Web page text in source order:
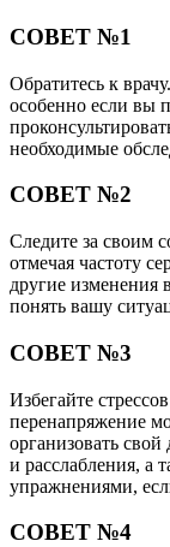
СОВЕТ №1
Обратитесь к
особенно если вы
необходимые
СОВЕТ №2
Следите за своим
отмечая частоту
другие изменения
понять вашу
СОВЕТ №3
Избегайте
перенапряжение
организовать
и расслабления, а
упражнениями,
СОВЕТ №4